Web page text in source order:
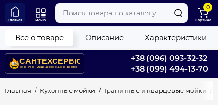
+38 (096) 093-32-32
+38 (099) 494-13-70
Главная Меню
0
Корзина
Главная Кухонные мойки Гранитные и кварцевые мойки
Всё о товаре Описание Характеристики